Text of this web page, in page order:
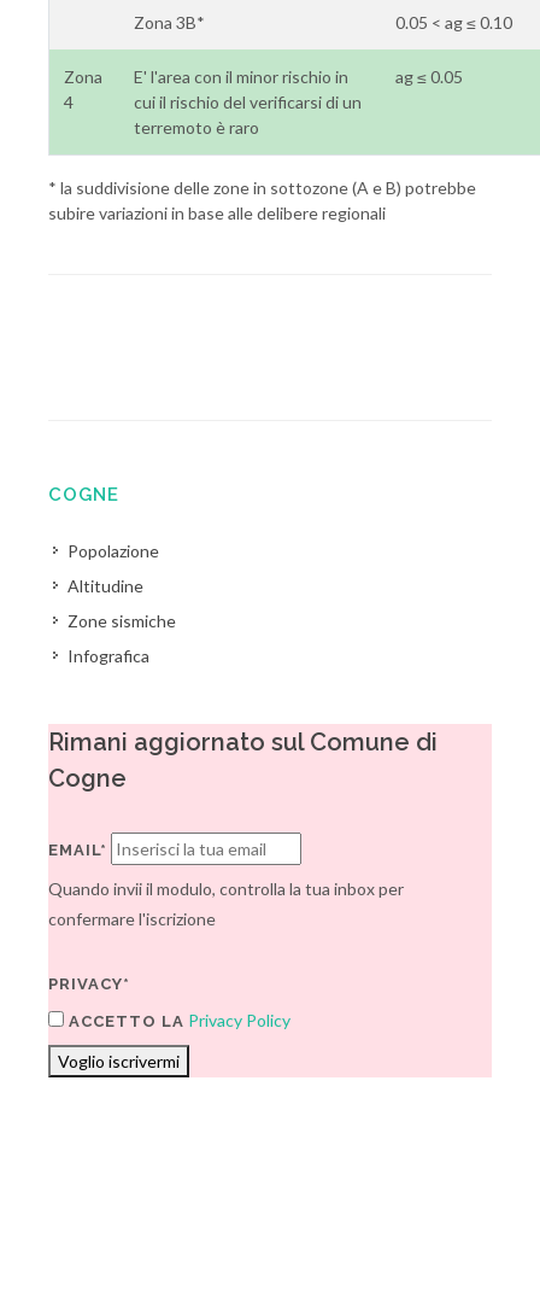
Zona 3B* 0.05 < ag ≤ 0.10
Zona
4
E' l'area con il minor rischio in
cui il rischio del verificarsi di un
terremoto è raro
ag ≤ 0.05
* la suddivisione delle zone in sottozone (A e B) potrebbe
subire variazioni in base alle delibere regionali
COGNE
Popolazione
Altitudine
Zone sismiche
Infografica
Rimani aggiornato sul Comune di
Cogne
EMAIL*
Quando invii il modulo, controlla la tua inbox per
confermare l'iscrizione
PRIVACY*
ACCETTO LA Privacy Policy
Voglio iscrivermi